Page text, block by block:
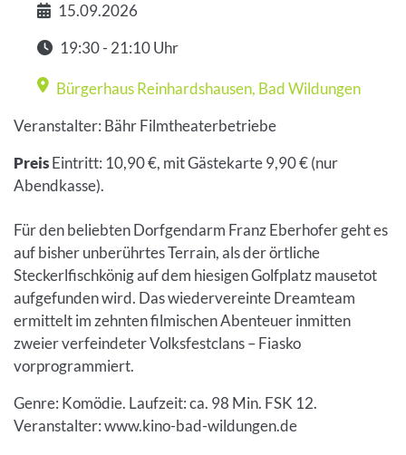
Datum
15.09.2026
Zeit
19:30 - 21:10 Uhr
Veranstaltungsort
Bürgerhaus Reinhardshausen, Bad Wildungen
Veranstalter: Bähr Filmtheaterbetriebe
PreisEintritt: 10,90 €, mit Gästekarte 9,90 € (nur
Abendkasse).
Für den beliebten Dorfgendarm Franz Eberhofer geht es
auf bisher unberührtes Terrain, als der örtliche
Steckerlfischkönig auf dem hiesigen Golfplatz mausetot
aufgefunden wird. Das wiedervereinte Dreamteam
ermittelt im zehnten filmischen Abenteuer inmitten
zweier verfeindeter Volksfestclans – Fiasko
vorprogrammiert.
Genre: Komödie. Laufzeit: ca. 98 Min. FSK 12.
Veranstalter: www.kino-bad-wildungen.de